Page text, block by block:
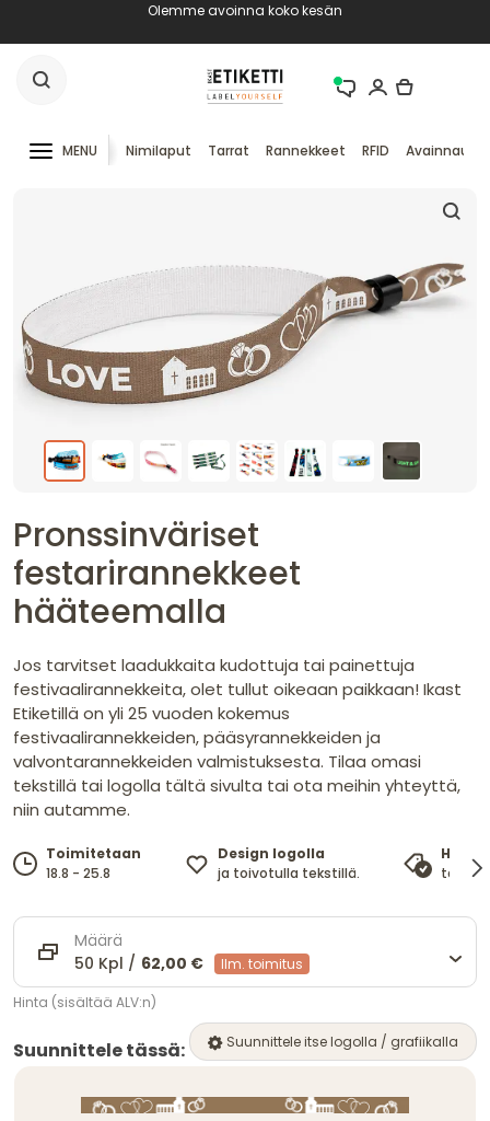
Olemme avoinna koko kesän
MENU Nimilaput Tarrat Rannekkeet RFID
Pronssinväriset
festarirannekkeet
hääteemalla
Jos tarvitset laadukkaita kudottuja tai painettuja
festivaalirannekkeita, olet tullut oikeaan paikkaan! Ikast
Etiketillä on yli 25 vuoden kokemus
festivaalirannekkeiden, pääsyrannekkeiden ja
valvontarannekkeiden valmistuksesta. Tilaa omasi
tekstillä tai logolla tältä sivulta tai ota meihin yhteyttä,
niin autamme.
Toimitetaan
18.8 - 25.8
Design logolla
ja toivotulla tekstillä.
takaa
Määrä
50 Kpl / 62,00 € Ilm. toimitus
Hinta (sisältää ALV:n)
Suunnittele tässä: Suunnittele itse logolla / grafiikalla